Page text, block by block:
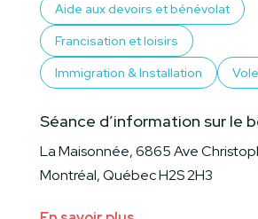
Aide aux devoirs et bénévolat
Francisation et loisirs
Immigration & Installation
Séance d’information sur le
La Maisonnée, 6865 Ave
Montréal, Québec H2S 2H3